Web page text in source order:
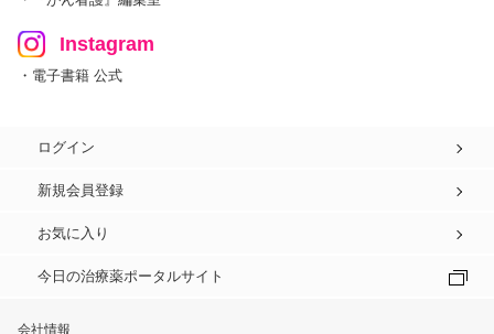
Instagram
・電子書籍 公式
ログイン
新規会員登録
お気に入り
今日の治療薬ポータルサイト
会社情報